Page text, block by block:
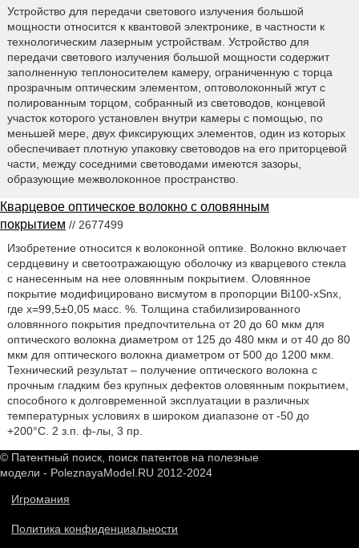
Устройство для передачи светового излучения большой
мощности относится к квантовой электронике, в частности к
технологическим лазерным устройствам. Устройство для
передачи светового излучения большой мощности содержит
заполненную теплоносителем камеру, ограниченную с торца
прозрачным оптическим элементом, оптоволоконный жгут с
полированным торцом, собранный из световодов, концевой
участок которого установлен внутри камеры с помощью, по
меньшей мере, двух фиксирующих элементов, один из которых
обеспечивает плотную упаковку световодов на его приторцевой
части, между соседними световодами имеются зазоры,
образующие межволоконное пространство.
Кварцевое оптическое волокно с оловянным
покрытием // 2677499
Изобретение относится к волоконной оптике. Волокно включает
сердцевину и светоотражающую оболочку из кварцевого стекла
с нанесенным на нее оловянным покрытием. Оловянное
покрытие модифицировано висмутом в пропорции Bi100-xSnx,
где х=99,5±0,05 масс. %. Толщина стабилизированного
оловянного покрытия предпочтительна от 20 до 60 мкм для
оптического волокна диаметром от 125 до 480 мкм и от 40 до 80
мкм для оптического волокна диаметром от 500 до 1200 мкм.
Технический результат – получение оптического волокна с
прочным гладким без крупных дефектов оловянным покрытием,
способного к долговременной эксплуатации в различных
температурных условиях в широком диапазоне от -50 до
+200°С. 2 з.п. ф-лы, 3 пр.
© Патентный поиск, поиск патентов на полезные
модели - PoleznayaModel.RU 2012-2024
Игромания
Политика конфиденциальности